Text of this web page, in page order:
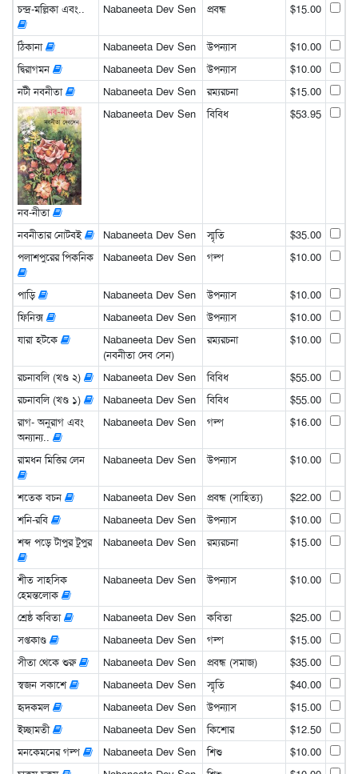
চন্দ্র-মল্লিকা এবং..
Nabaneeta Dev Sen প্রবন্ধ $15.00
ঠিকানা Nabaneeta Dev Sen উপন্যাস
$10.00
দ্বিরাগমন
Nabaneeta Dev Sen উপন্যাস
$10.00
নটী নবনীতা
Nabaneeta Dev Sen রম্যরচনা $15.00
নব-নীতা
Nabaneeta Dev Sen বিবিধ $53.95
নবনীতার নোটবই Nabaneeta Dev Sen স্মৃতি
$35.00
পলাশপুরের পিকনিক
Nabaneeta Dev Sen গল্প $10.00
পাড়ি Nabaneeta Dev Sen উপন্যাস
$10.00
ফিনিক্স
Nabaneeta Dev Sen উপন্যাস
$10.00
যারা হটকে
Nabaneeta Dev Sen
(নবনীতা দেব সেন)
রম্যরচনা $10.00
রচনাবলি (খণ্ড ২) Nabaneeta Dev Sen বিবিধ
$55.00
রচনাবলি (খণ্ড ১)
Nabaneeta Dev Sen বিবিধ
$55.00
রাগ- অনুরাগ এবং
অন্যান্য..
Nabaneeta Dev Sen গল্প $16.00
রামধন মিত্তির লেন Nabaneeta Dev Sen উপন্যাস $10.00
শতেক বচন Nabaneeta Dev Sen প্রবন্ধ (সাহিত্য)
$22.00
শনি-রবি
Nabaneeta Dev Sen উপন্যাস
$10.00
শব্দ পড়ে টাপুর টুপুর
Nabaneeta Dev Sen রম্যরচনা $15.00
শীত সাহসিক
হেমন্তলোক
Nabaneeta Dev Sen উপন্যাস $10.00
শ্রেষ্ঠ কবিতা Nabaneeta Dev Sen কবিতা
$25.00
সপ্তকাণ্ড
Nabaneeta Dev Sen গল্প
$15.00
সীতা থেকে শুরু
Nabaneeta Dev Sen প্রবন্ধ (সমাজ)
$35.00
স্বজন সকাশে
Nabaneeta Dev Sen স্মৃতি
$40.00
হৃদকমল
Nabaneeta Dev Sen উপন্যাস
$15.00
ইচ্ছামতী
Nabaneeta Dev Sen কিশোর
$12.50
মনকেমনের গল্প
Nabaneeta Dev Sen শিশু
$10.00